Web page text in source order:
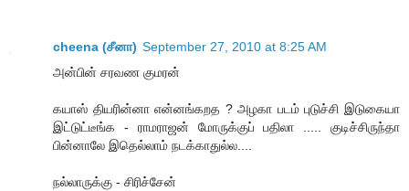
cheena (சீனா) September 27, 2010 at 8:25 AM
அன்பின் சரவண குமரன்
கயாஸ் தியரின்னா என்னங்கறத ? அழகா படம் புடுச்சி இடுகையா
இட்டுட்டீங்க - ராமராஜன் மோருக்குப் பதிலா ..... குடிச்சிருந்தா
பின்னாலே இதெல்லாம் நடக்காதுல்ல....
நல்லாருக்கு - சிரிச்சேன்